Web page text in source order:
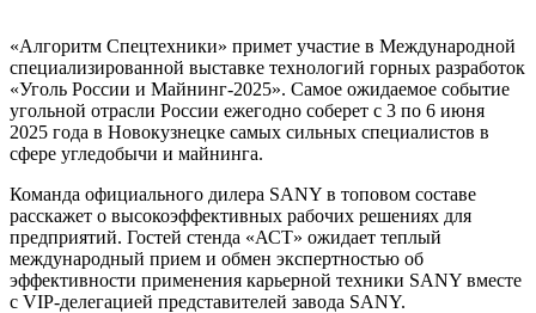
«Алгоритм Спецтехники» примет участие в Международной
специализированной выставке технологий горных разработок
«Уголь России и Майнинг-2025». Самое ожидаемое событие
угольной отрасли России ежегодно соберет с 3 по 6 июня
2025 года в Новокузнецке самых сильных специалистов в
сфере угледобычи и майнинга.
Команда официального дилера SANY в топовом составе
расскажет о высокоэффективных рабочих решениях для
предприятий. Гостей стенда «АСТ» ожидает теплый
международный прием и обмен экспертностью об
эффективности применения карьерной техники SANY вместе
с VIP-делегацией представителей завода SANY.